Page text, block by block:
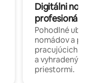
Digitálni
profesionáli
Pohodlné
nomádov a
pracujúcich
a
priestormi.